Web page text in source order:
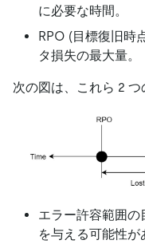
に必要な時間。
RPO (目標復旧時
タ損失の最大量。
次の図は、これら 2 つ
エラー許容範囲
を与える可能性が